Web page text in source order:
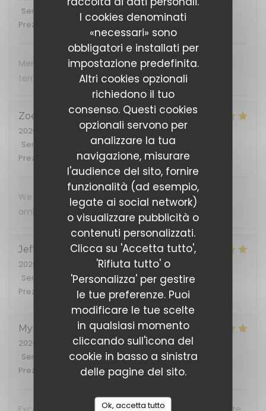
I cookies denominati
«necessari» sono
obbligatori e installati per
impostazione predefinita.
Altri cookies opzionali
richiedono il tuo
consenso. Questi cookies
opzionali servono per
analizzare la tua
navigazione, misurare
l'audience del sito, fornire
funzionalità (ad esempio,
legate ai social network)
o visualizzare pubblicità o
contenuti personalizzati.
Clicca su 'Accetta tutto',
'Rifiuta tutto' o
'Personalizza' per gestire
le tue preferenze. Puoi
modificare le tue scelte
in qualsiasi momento
cliccando sull'icona del
cookie in basso a sinistra
delle pagine del sito.
Ok, accetta tutto
Servizio
Atmosfera /5 Cucina: /5
Prezzo
Menu midi au rapport qualité/prix très bon, petite
terrasse sympa
Zoe
2026-07-02
- 21:00 - Ospiti 3
Servizio
Atmosfera: 5/5 Cucina: 5
Prezzo
We loved our experience! Food, wine, service and
ambience all excellent!
Jeffrey
2026-07-04
- 19:30 - Ospiti 2
Servizio
Atmosfera: 5/5 Cucina:5/5 Qualità /
Prezzo
Myriam
2026-07-02
- 20:00 - Ospiti 8
Servizio
/5 Atmosfera :5/5 Cucina: 5/5 Qualità /
Prezzo